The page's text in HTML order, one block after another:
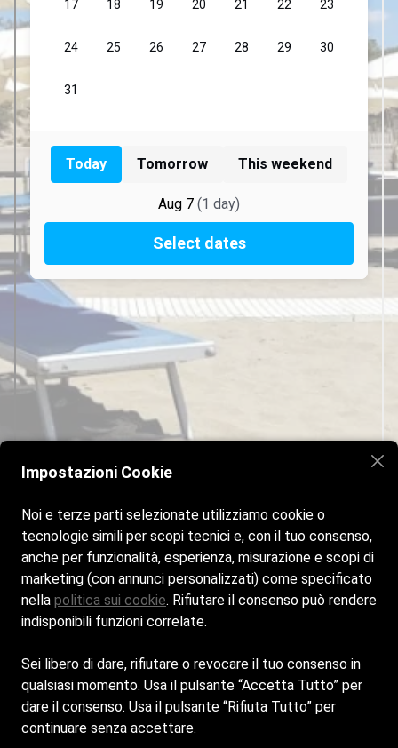
Privacy Policy -Cookie policy
Home La Spiaggia Il Ristorante
LE DUNE DI ROVAI LUCIANA, BARRECA FRANCESCA &
C. S.A.S. - Sede Legale: VIA DELL'OSTRICA 42 - 58100
Impostazioni Cookie
Noi e terze parti selezionate utilizziamo cookie o
tecnologie simili per scopi tecnici e, con il tuo consenso,
anche per funzionalità, esperienza, misurazione e scopi di
marketing (con annunci personalizzati) come specificato
nella politica sui cookie. Rifiutare il consenso può rendere
indisponibili funzioni correlate.
Sei libero di dare, rifiutare o revocare il tuo consenso in
qualsiasi momento. Usa il pulsante “Accetta Tutto” per
dare il consenso. Usa il pulsante “Rifiuta Tutto” per
continuare senza accettare.